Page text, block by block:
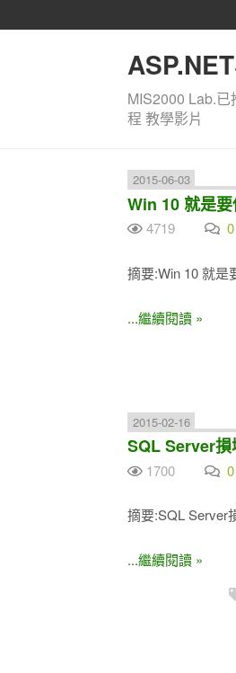
MIS2000 Lab.
程 教學影片
2015-06-03
Win 10 就是
4719 0
摘要:Win 10 就是
...繼續閱讀 »
2015-02-16
SQL Server損
1700 0
摘要:SQL Server
...繼續閱讀 »